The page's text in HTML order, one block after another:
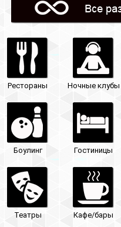
Рестораны Ночные клубы
Боулинг Гостиницы
Театры Кафе/бары